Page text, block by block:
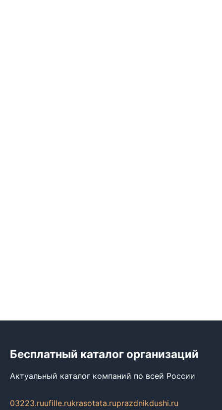
Бесплатный каталог организаций
Актуальный каталог компаний по всей России
03223.ruufille.rukrasotata.ruprazdnikdushi.ru